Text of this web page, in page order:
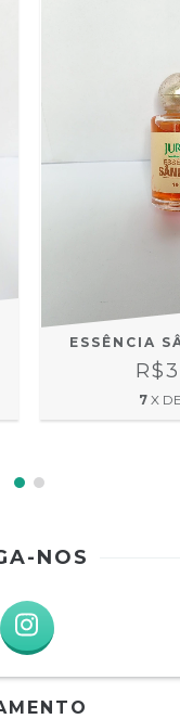
ESSÊNCIA
7 X DE
NOS